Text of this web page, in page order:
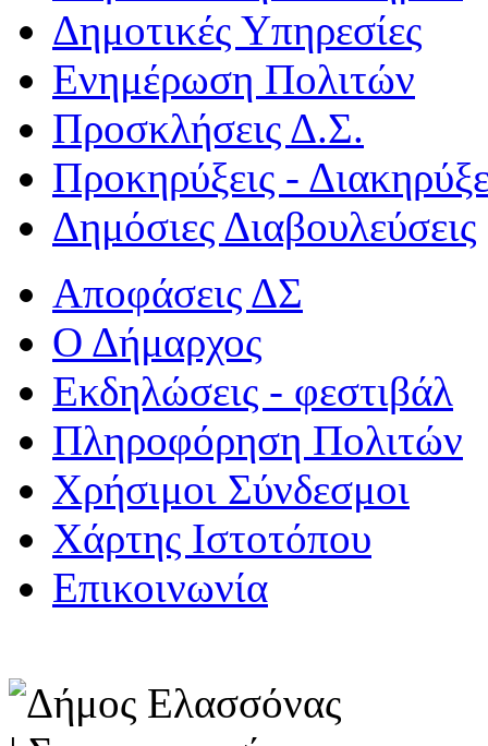
Δημοτικές Υπηρεσίες
Ενημέρωση Πολιτών
Προσκλήσεις Δ.Σ.
Προκηρύξεις -
Δημόσιες Διαβουλεύσεις
Αποφάσεις ΔΣ
Ο Δήμαρχος
Εκδηλώσεις - φεστιβάλ
Πληροφόρηση Πολιτών
Χρήσιμοι Σύνδεσμοι
Χάρτης Ιστοτόπου
Επικοινωνία